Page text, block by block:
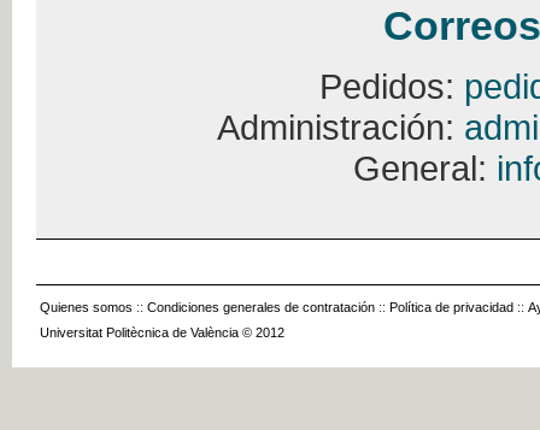
Pedidos:
Administración:
General:
Quienes somos :: Condiciones generales de contratación :: Política de privacidad ::
Universitat Politècnica de València © 2012